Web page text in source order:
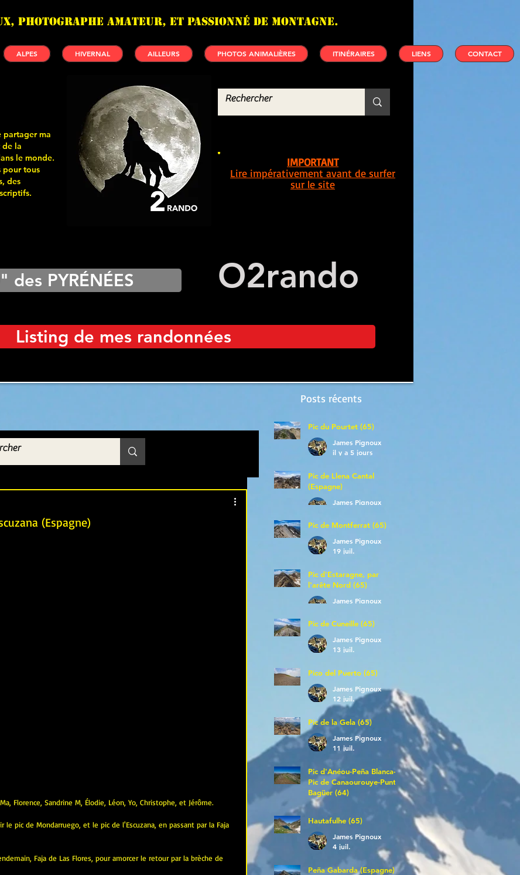
photographe amateur, et passionné de montagne.
ALPES HIVERNAL AILLEURS PHOTOS ANIMALIÈRES ITINÉRAIRES LIENS CONTACT
partager ma
de la
le monde.
pour tous
des
IMPORTANT
Lire impérativement avant de surfer
sur le site
des PYRÉNÉES O2rando
Listing de mes randonnées
Posts récents
(Espagne)
Florence, Sandrine M, Élodie, Léon, Yo, Christophe, et Jérôme.
pic de Mondarruego, et le pic de l'Escuzana, en passant par la Faja
Faja de Las Flores, pour amorcer le retour par la brèche de
Pic du Pourtet (65)
James Pignoux
il y a 5 jours
Pic de Llena Cantal
(Espagne)
James Pignoux
Pic de Montferrat (65)
James Pignoux
19 juil.
Pic d'Estaragne, par
l'arête Nord (65)
James Pignoux
Pic de Cuneille (65)
James Pignoux
13 juil.
Pico del Puerto (65)
James Pignoux
12 juil.
Pic de la Gela (65)
James Pignoux
11 juil.
Pic d'Anéou-Peña Blanca-
Pic de Canaourouye-Punta
Bagüer (64)
5 juil.
Hautafulhe (65)
James Pignoux
4 juil.
Peña Gabarda (Espagne)